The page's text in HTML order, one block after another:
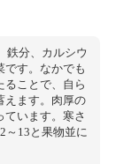
鉄分、カルシウ
です。なかでも
ることで、自ら
えます。肉厚の
います。寒さ
～13と果物並に